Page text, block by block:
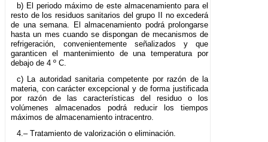
b) El periodo máximo de este almacenamiento para el
resto de los residuos sanitarios del grupo II no excederá
de una semana. El almacenamiento podrá prolongarse
hasta un mes cuando se dispongan de mecanismos de
refrigeración, convenientemente señalizados y que
garanticen el mantenimiento de una temperatura por
debajo de 4 º C.
c) La autoridad sanitaria competente por razón de la
materia, con carácter excepcional y de forma justificada
por razón de las características del residuo o los
volúmenes almacenados podrá reducir los tiempos
máximos de almacenamiento intracentro.
4.– Tratamiento de valorización o eliminación.